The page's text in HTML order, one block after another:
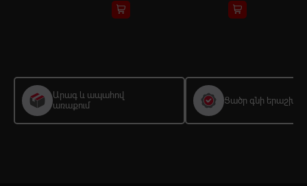
Արագ և ապահով
առաքում
Ցածր գնի երաշխիք